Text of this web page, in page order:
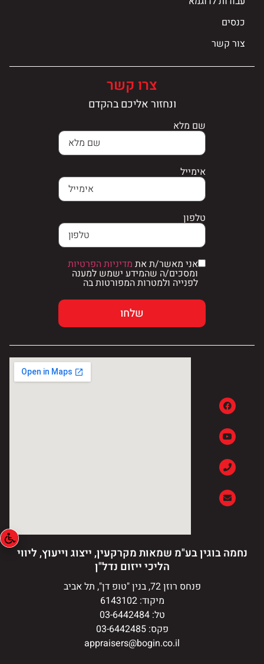
כנסים
צור קשר
צרו קשר
ונחזור אליכם בהקדם
שם מלא
אימייל
טלפון
אני מאשר/ת את מדיניות הפרטיות
ומסכים/ה שהמידע ישמש למענה
לפנייה ולמטרות המפורטות בה
נחמה בוגין בע"מ שמאות מקרקעין, ייצוג וייעוץ, ליווי
הליכי ייזום נדל"ן
פנחס רוזן 72, בנין "טופ דן", תל אביב
מיקוד: 6143102
טל: 03-6442484
פקס: 03-6442485
appraisers@bogin.co.il